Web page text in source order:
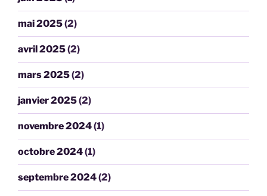
mai 2025(2)
avril 2025(2)
mars 2025(2)
janvier 2025(2)
novembre 2024(1)
octobre 2024(1)
septembre 2024(2)